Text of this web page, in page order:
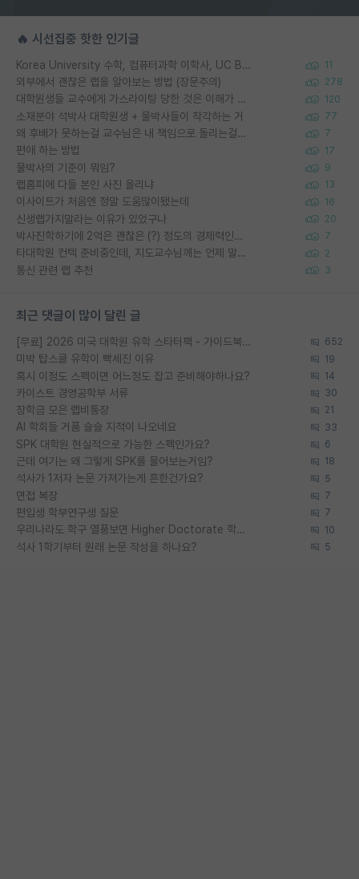
🔥 시선집중 핫한 인기글
Korea University 수학, 컴퓨터과학 이학사, UC Berkeley 산업공학 대학원 공학박사가 되는 것은 쉽지 않겠죠? 11
외부에서 괜찮은 랩을 알아보는 방법 (장문주의) 278
대학원생들 교수에게 가스라이팅 당한 것은 이해가 갑니다. 안타깝네요. 120
소재분야 석박사 대학원생 + 물박사들이 착각하는 거 77
왜 후배가 못하는걸 교수님은 내 책임으로 돌리는걸까요? 7
편애 하는 방법 17
물박사의 기준이 뭐임? 9
랩홈피에 다들 본인 사진 올리냐 13
이사이트가 처음엔 정말 도움많이됐는데 16
신생랩가지말라는 이유가 있었구나 20
박사진학하기에 2억은 괜찮은 (?) 정도의 경제력인가요 7
타대학원 컨텍 준비중인데, 지도교수님께는 언제 말씀드려야 할까요? 2
통신 관련 랩 추천 3
최근 댓글이 많이 달린 글
[무료] 2026 미국 대학원 유학 스타터팩 - 가이드북 & 합격자 컨택메일 템플릿 652
미박 탑스쿨 유학이 빡세진 이유 19
혹시 이정도 스펙이면 어느정도 잡고 준비해야하나요? 14
카이스트 경영공학부 서류 30
장학금 모은 랩비통장 21
AI 학회들 거품 슬슬 지적이 나오네요 33
SPK 대학원 현실적으로 가능한 스펙인가요? 6
근데 여기는 왜 그렇게 SPK를 물어보는거임? 18
석사가 1저자 논문 가져가는게 흔한건가요? 5
면접 복장 7
편입생 학부연구생 질문 7
우리나라도 학구 열풍보면 Higher Doctorate 학위가 필요하다고 봅니다. 10
석사 1학기부터 원래 논문 작성을 하나요? 5